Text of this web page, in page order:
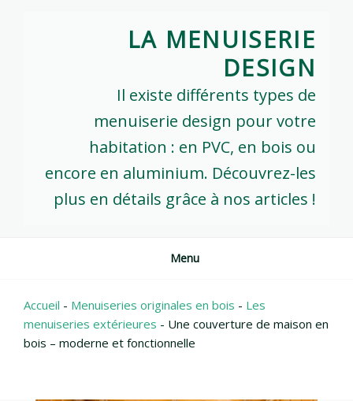
LA MENUISERIE
DESIGN
Il existe différents types de
menuiserie design pour votre
habitation : en PVC, en bois ou
encore en aluminium. Découvrez-les
plus en détails grâce à nos articles !
Menu
Accueil - Menuiseries originales en bois - Les
menuiseries extérieures - Une couverture de maison en
bois – moderne et fonctionnelle